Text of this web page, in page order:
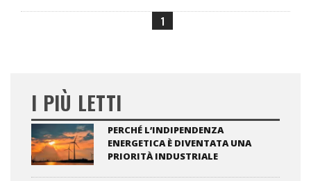
1
I PIÙ LETTI
PERCHÉ L’INDIPENDENZA
ENERGETICA È DIVENTATA UNA
PRIORITÀ INDUSTRIALE